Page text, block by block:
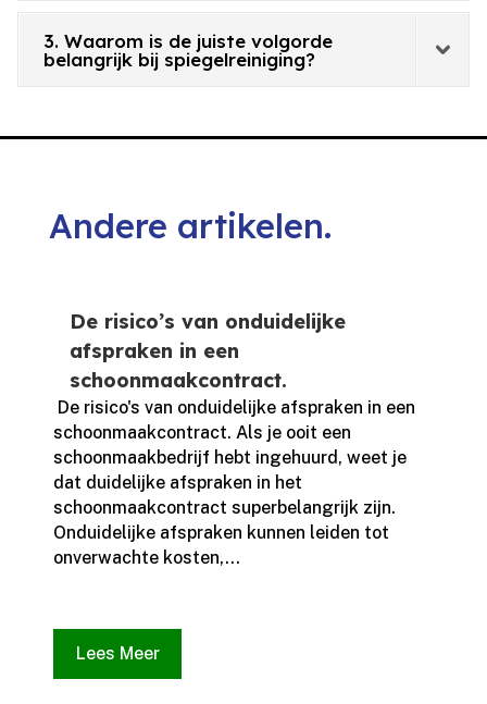
3. Waarom is de juiste volgorde
belangrijk bij spiegelreiniging?
Andere artikelen.
De risico’s van onduidelijke
afspraken in een
schoonmaakcontract.
​ De risico's van onduidelijke afspraken in een
schoonmaakcontract.​ Als je ooit een
schoonmaakbedrijf hebt ingehuurd, weet je
dat duidelijke afspraken in het
schoonmaakcontract superbelangrijk zijn.​
Onduidelijke afspraken kunnen leiden tot
onverwachte kosten,...
Lees Meer